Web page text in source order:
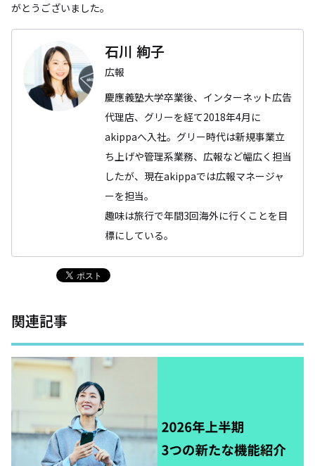
がとうございました。
石川 絢子
広報
慶應義塾大学卒業後、インターネット広告
代理店、グリーを経て2018年4月に
akippaへ入社。グリー時代は新規事業立
ち上げや管理系業務、広報など幅広く担当
したが、現在akippaでは広報マネージャ
ーを担当。
趣味は旅行で年間3回海外に行くことを目
標にしている。
関連記事